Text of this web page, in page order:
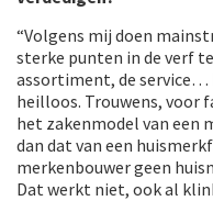
“Volgens mij doen
sterke punten in de verf
assortiment, de service…
heilloos. Trouwens, voor
het zakenmodel van een
dan dat van een
merkenbouwer geen
Dat werkt niet, ook al